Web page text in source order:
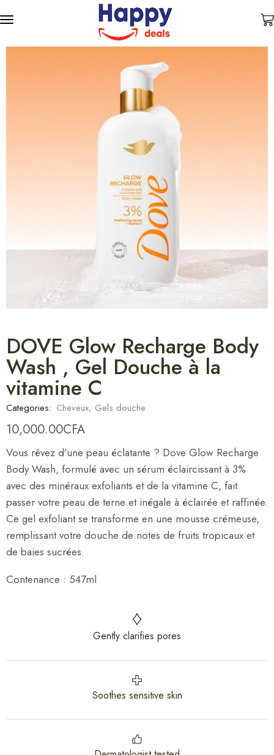
DOVE Glow Recharge Body
Wash , Gel Douche à la
vitamine C
Categories: Cheveux, Gels douche
10,000.00CFA
Vous rêvez d’une peau éclatante ? Dove Glow Recharge
Body Wash, formulé avec un sérum éclaircissant à 3%
avec des minéraux exfoliants et de la vitamine C, fait
passer votre peau de terne et inégale à éclairée et raffinée.
Ce gel exfoliant se transforme en une mousse crémeuse,
remplissant votre douche de notes de fruits tropicaux et
de baies sucrées.
Contenance : 547ml
Gently clarifies pores
Soothes sensitive skin